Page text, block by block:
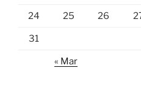
24 25 26
31
« Mar